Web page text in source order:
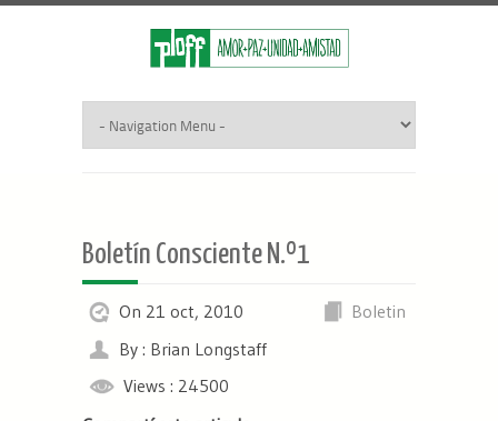
Boletín Consciente N.º1
On 21 oct, 2010
Boletin
By : Brian Longstaff
Views : 24500